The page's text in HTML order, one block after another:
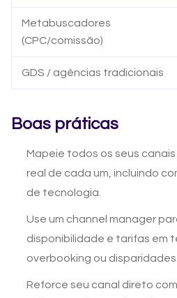
Metabuscadores
(CPC/comissão)
GDS / agências tradicionais
Boas práticas
Mapeie todos os seus
real de cada um, incluindo
de tecnologia.
Use um channel manager
disponibilidade e tarifas em
overbooking ou disparidades.
Reforce seu canal direto